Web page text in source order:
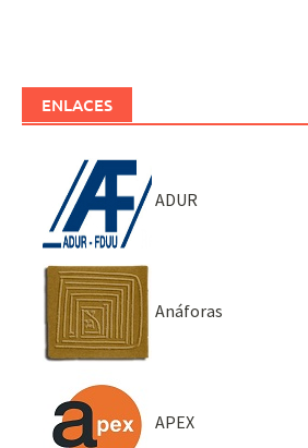
ENLACES
ADUR
Anáforas
APEX